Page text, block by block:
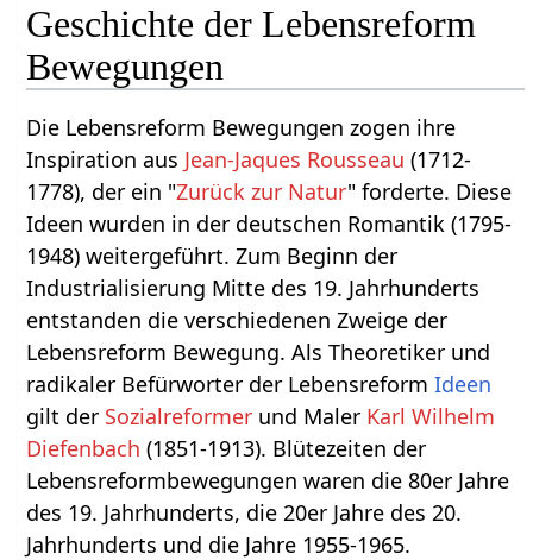
Geschichte der Lebensreform
Bewegungen
Die Lebensreform Bewegungen zogen ihre
Inspiration aus Jean-Jaques Rousseau (1712-
1778), der ein "Zurück zur Natur" forderte. Diese
Ideen wurden in der deutschen Romantik (1795-
1948) weitergeführt. Zum Beginn der
Industrialisierung Mitte des 19. Jahrhunderts
entstanden die verschiedenen Zweige der
Lebensreform Bewegung. Als Theoretiker und
radikaler Befürworter der LebensreformIdeen
gilt der Sozialreformer und Maler Karl Wilhelm
Diefenbach (1851-1913). Blütezeiten der
Lebensreformbewegungen waren die 80er Jahre
des 19. Jahrhunderts, die 20er Jahre des 20.
Jahrhunderts und die Jahre 1955-1965.